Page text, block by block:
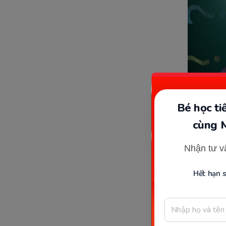
Bé học
cùng
Nhận tư
Hết hạn
Phương